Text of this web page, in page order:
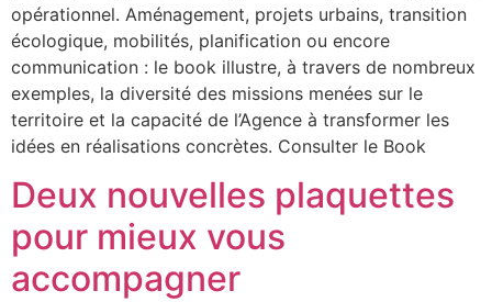
opérationnel. Aménagement, projets urbains, transition
écologique, mobilités, planification ou encore
communication : le book illustre, à travers de nombreux
exemples, la diversité des missions menées sur le
territoire et la capacité de l’Agence à transformer les
idées en réalisations concrètes. Consulter le Book
Deux nouvelles plaquettes
pour mieux vous
accompagner